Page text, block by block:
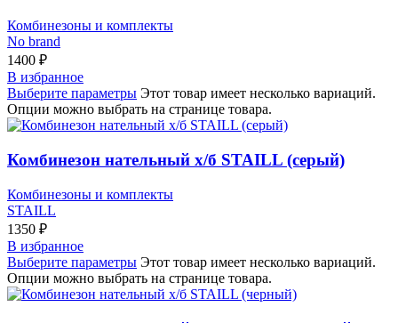
Комбинезоны и комплекты
No brand
1400 ₽
В избранное
Выберите параметры Этот товар имеет несколько вариаций.
Опции можно выбрать на странице товара.
Комбинезон нательный х/б STAILL (серый)
Комбинезоны и комплекты
STAILL
1350 ₽
В избранное
Выберите параметры Этот товар имеет несколько вариаций.
Опции можно выбрать на странице товара.